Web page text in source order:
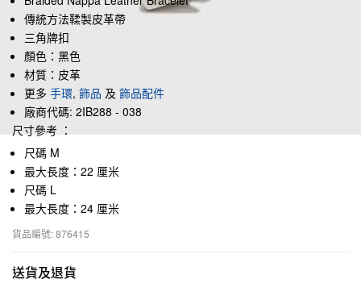
傳統方法鞣製皮革帶
三角牌扣
顏色：黑色
材質：皮革
更多 手環, 飾品 及 飾品配件
廠商代碼: 2IB288 - 038
尺寸參考 ：
尺碼 M
最大長度：22 厘米
尺碼 L
最大長度：24 厘米
貨品編號: 876415
送貨及退貨